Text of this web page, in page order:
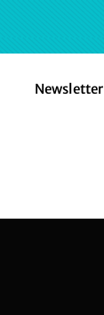
Newsletter